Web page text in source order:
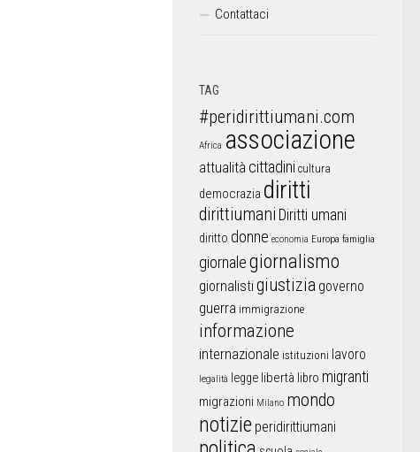
Contattaci
TAG
#peridirittiumani.com
Africa associazione
attualità cittadini cultura
democrazia diritti
dirittiumani Diritti umani
diritto donne economia Europa famiglia
giornalegiornalismo
giornalistigiustizia governo
guerra immigrazione
informazione
internazionale istituzioni lavoro
legalità legge libertà libro migranti
migrazioni Milano mondo
notizie peridirittiumani